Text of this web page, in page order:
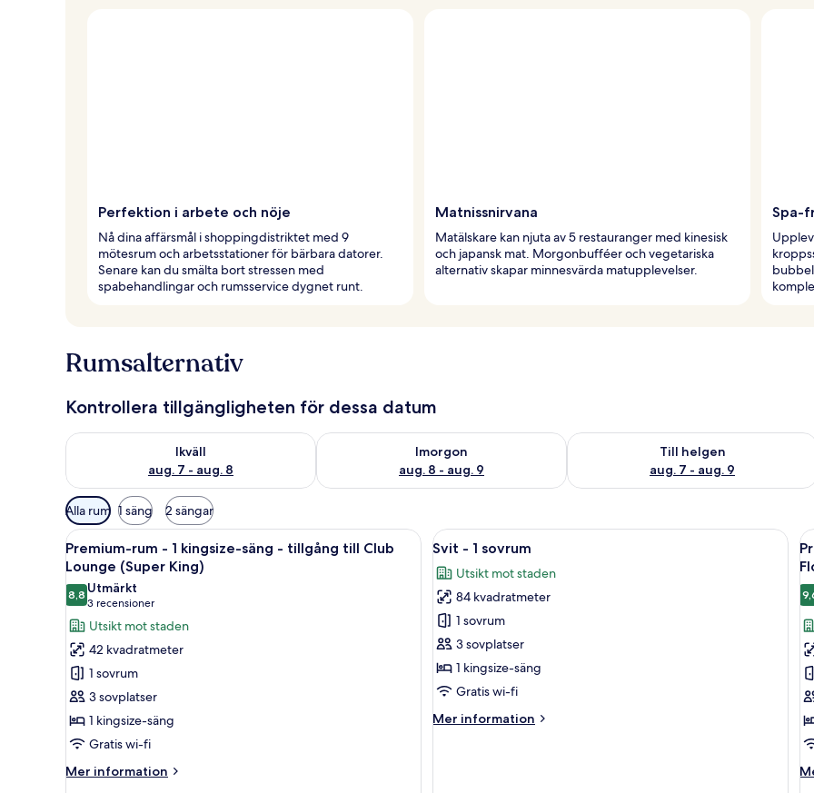
Perfektion i arbete och nöje
Nå dina affärsmål i shoppingdistriktet med 9
mötesrum och arbetsstationer för bärbara datorer.
Senare kan du smälta bort stressen med
spabehandlingar och rumsservice dygnet runt.
Matnissnirvana
Matälskare kan njuta av 5 restauranger med kinesisk
och japansk mat. Morgonbufféer och vegetariska
alternativ skapar minnesvärda matupplevelser.
Spa-
Rumsalternativ
Kontrollera tillgängligheten för dessa datum
Ikväll
aug. 7 - aug. 8
Kontrollera tillgängligheten för ikväll aug. 7 - aug. 8
Imorgon
aug. 8 - aug. 9
Kontrollera tillgängligheten för imorgon aug. 8 - aug. 9
Till helgen
aug. 7 - aug. 9
Kontrollera tillgängligheten för den
Tillgängliga
filter
för
rum
Alla rum 1 säng 2 sängar
Öppna
alla
foton
för
Premium-
rum
-
kingsize-
säng
-
tillgång
En modern hotellobby med en entresol, sittgrupper, en trappa och en bar.
2
Premium-rum - 1 kingsize-säng - tillgång till Club
Lounge (Super King)
8,88,8 av 10
Utmärkt
3 recensioner
(3 recensioner)
Utsikt mot staden
42 kvadratmeter
1 sovrum
3 sovplatser
1 kingsize-säng
Gratis wi-fi
Mer information
Mer
Öppna
alla
foton
för
Svit
-
1
sovrum
Ett modernt hotellrum med en soffa,
9
Svit - 1 sovrum
Utsikt mot staden
84 kvadratmeter
1 sovrum
3 sovplatser
1 kingsize-säng
Gratis wi-fi
Mer information
Mer
-